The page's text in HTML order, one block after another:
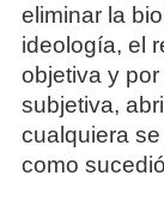
eliminar la
ideología, el
objetiva y
subjetiva,
cualquiera
como